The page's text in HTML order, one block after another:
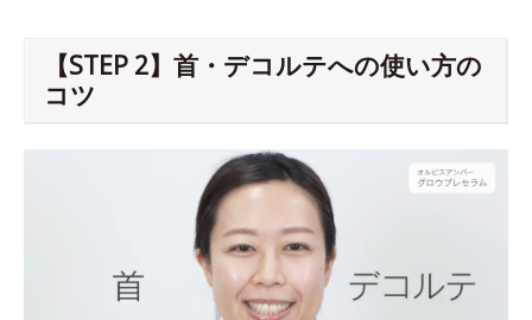
【STEP 2】首・デコルテへの使い方の
コツ